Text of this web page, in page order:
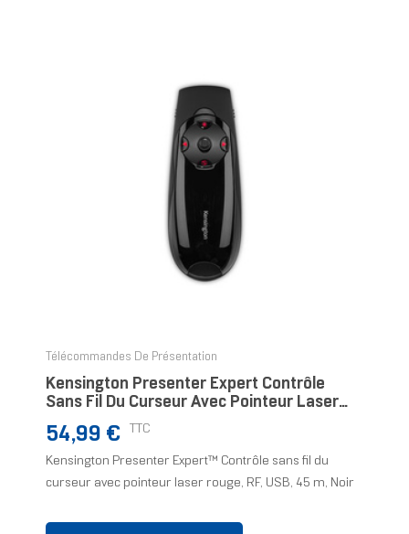
Télécommandes De Présentation
Kensington Presenter Expert Contrôle
Sans Fil Du Curseur Avec Pointeur Laser
Prix
54,99 € TTC
Kensington Presenter Expert™ Contrôle sans fil du
curseur avec pointeur laser rouge, RF, USB, 45 m, Noir